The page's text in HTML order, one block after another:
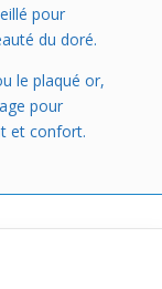
pour
du doré.
le plaqué or,
pour
et confort.